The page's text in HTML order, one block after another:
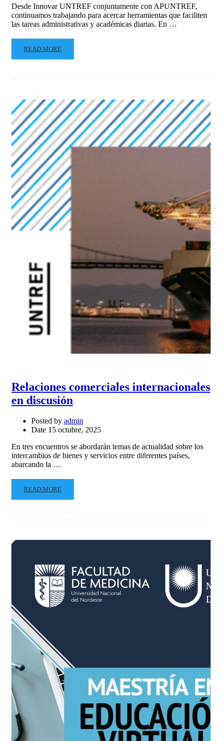
Desde Innovar UNTREF conjuntamente con APUNTREF,
continuamos trabajando para acercar herramientas que faciliten
las tareas administrativas y académicas diarias. En …
READ MORE
Relaciones comerciales internacionales
en discusión
Posted by admin
Date 15 octubre, 2025
En tres encuentros se abordarán temas de actualidad sobre los
intercambios de bienes y servicios entre diferentes países,
abarcando la …
READ MORE